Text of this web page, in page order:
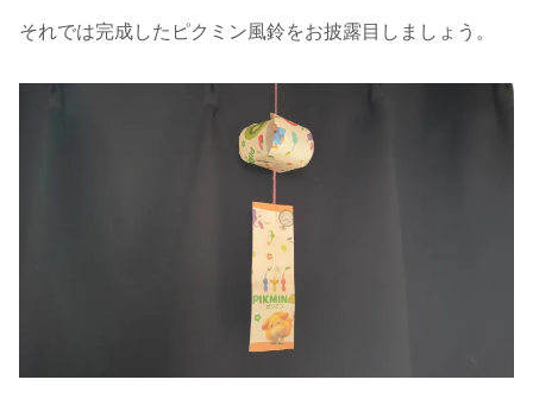
それでは完成したピクミン風鈴をお披露目しましょう。